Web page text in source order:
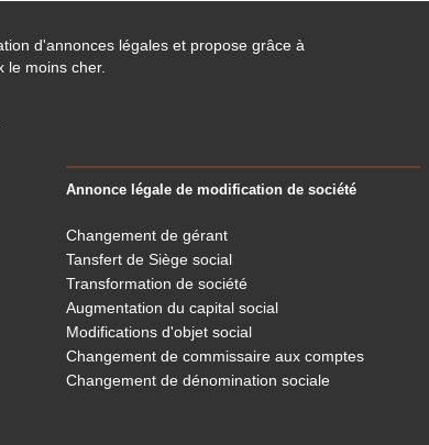
d'annonces légales et propose grâce à
le moins cher.
Annonce légale de modification de société
Changement de gérant
Tansfert de Siège social
Transformation de société
Augmentation du capital social
Modifications d'objet social
Changement de commissaire aux comptes
Changement de dénomination sociale